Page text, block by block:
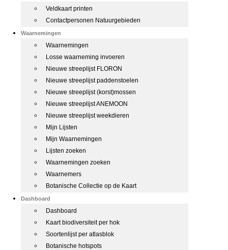
Veldkaart printen
Contactpersonen Natuurgebieden
Waarnemingen
Waarnemingen
Losse waarneming invoeren
Nieuwe streeplijst FLORON
Nieuwe streeplijst paddenstoelen
Nieuwe streeplijst (korst)mossen
Nieuwe streeplijst ANEMOON
Nieuwe streeplijst weekdieren
Mijn Lijsten
Mijn Waarnemingen
Lijsten zoeken
Waarnemingen zoeken
Waarnemers
Botanische Collectie op de Kaart
Dashboard
Dashboard
Kaart biodiversiteit per hok
Soortenlijst per atlasblok
Botanische hotspots